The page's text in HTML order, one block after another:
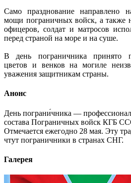
Само празднование направлено
мощи пограничных войск, а также
офицеров, солдат и матросов
перед страной на море и на суше.
В день пограничника принято
цветов и венков на могиле
уважения защитникам страны.
Анонс
День пограни́чника —
состава Пограничных войск КГБ
Отмечается ежегодно 28 мая. Эту
чтут пограничники в странах СНГ.
Галерея